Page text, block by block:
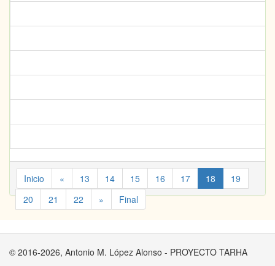
Inicio « 13 14 15 16 17 18
19
20
21 22 » Final
© 2016-2026, Antonio M. López Alonso - PROYECTO TARHA